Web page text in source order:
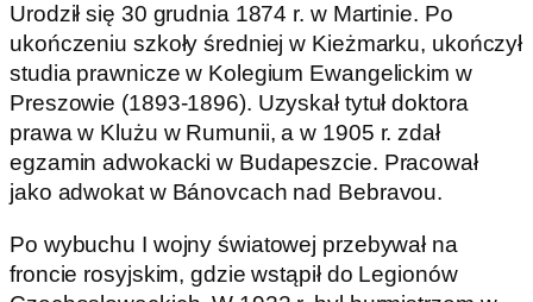
Urodził się 30 grudnia 1874 r. w Martinie. Po
ukończeniu szkoły średniej w Kieżmarku, ukończył
studia prawnicze w Kolegium Ewangelickim w
Preszowie (1893-1896). Uzyskał tytuł doktora
prawa w Klużu w Rumunii, a w 1905 r. zdał
egzamin adwokacki w Budapeszcie. Pracował
jako adwokat w Bánovcach nad Bebravou.
Po wybuchu I wojny światowej przebywał na
froncie rosyjskim, gdzie wstąpił do Legionów